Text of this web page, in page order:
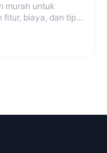
murah untuk
fitur, biaya, dan tips